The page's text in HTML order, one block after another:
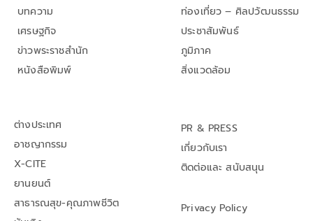
บทความ
เศรษฐกิจ
ข่าวพระราชสำนัก
หนังสือพิมพ์
ท่องเที่ยว – ศิลปวัฒนธรรม
ประชาสัมพันธ์
ภูมิภาค
สิ่งแวดล้อม
ต่างประเทศ
อาชญากรรม
X-CITE
ยานยนต์
สาธารณสุข-คุณภาพชีวิต
PR & PRESS
เกี่ยวกับเรา
ติดต่อและ สนับสนุน
Privacy Policy